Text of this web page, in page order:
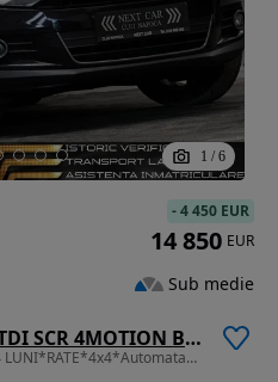
1 / 6
Volkswagen Tiguan 2.0 TDI SCR 4MOTION BlueMotion Technology DSG Sport & Style
1968 cm3 • 184 CP • GARANTIE 24 LUNI*RATE*4x4*Automata*177Cp*Highline*Bixenon*Led
-4 450 EUR
14 850 EUR
Sub medie